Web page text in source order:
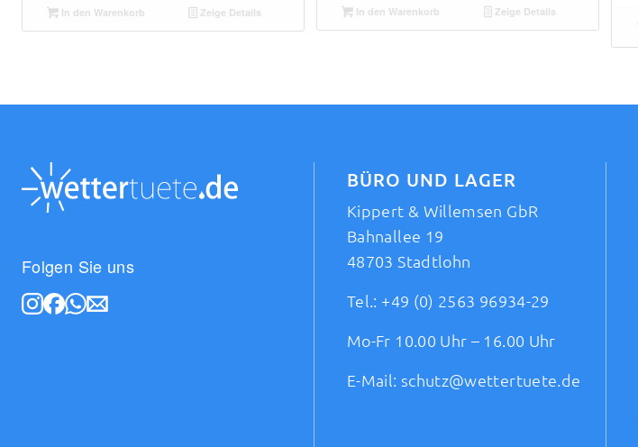
In den Warenkorb Zeige Details In den Warenkorb Zeige Details
Folgen Sie uns
BÜRO UND LAGER
Kippert & Willemsen GbR
Bahnallee 19
48703 Stadtlohn
Tel.: +49 (0) 2563 96934-29
Mo-Fr 10.00 Uhr – 16.00 Uhr
E-Mail: schutz@wettertuete.de